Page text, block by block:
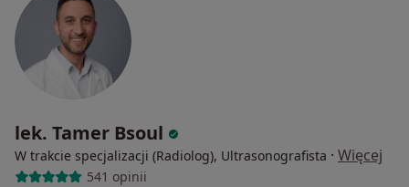
lek. Tamer Bsoul
W trakcie specjalizacji (Radiolog), Ultrasonografista · Więcej
541 opinii